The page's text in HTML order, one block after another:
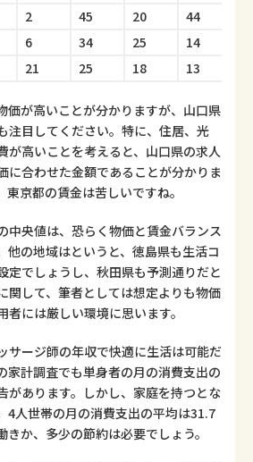
2 45 20 44
6 34 25 14
21 25 18 13
価が高いことが分かりますが、山口県
注目してください。特に、住居、光
が高いことを考えると、山口県の求人
に合わせた金額であることが分かりま
京都の賃金は苦しいですね。
中央値は、恐らく物価と賃金バランス
他の地域はというと、徳島県も生活コ
定でしょうし、秋田県も予測通りだと
関して、筆者としては想定よりも物価
には厳しい環境に思います。
サージ師の年収で快適に生活は可能だ
家計調査でも単身者の月の消費支出の
があります。しかし、家庭を持つとな
4人世帯の月の消費支出の平均は31.7
か、多少の節約は必要でしょう。